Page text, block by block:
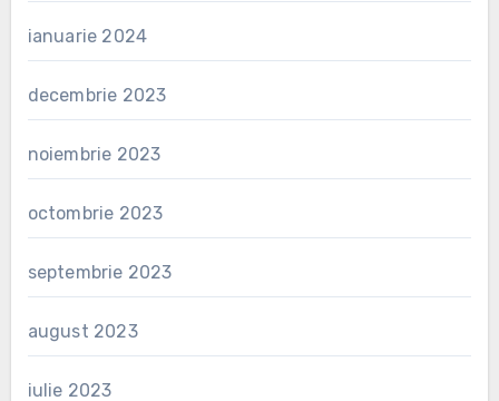
ianuarie 2024
decembrie 2023
noiembrie 2023
octombrie 2023
septembrie 2023
august 2023
iulie 2023